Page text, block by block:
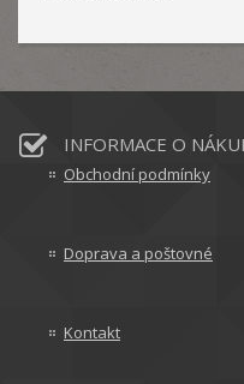
INFORMACE O
Obchodní podmínky
Doprava a poštovné
Kontakt